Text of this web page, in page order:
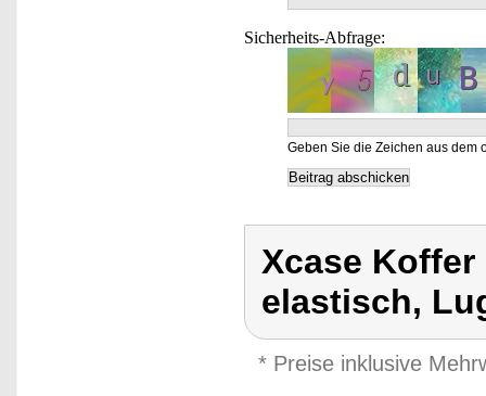
Sicherheits-Abfrage:
Geben Sie die Zeichen aus dem
Xcase
elastisch,
* Preise inklusive